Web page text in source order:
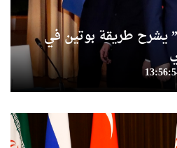
يشرح طريقة بوتين في